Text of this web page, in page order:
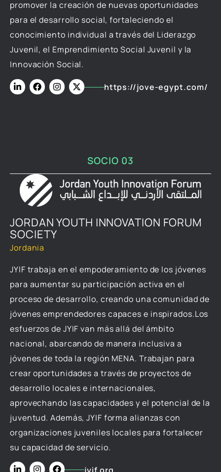
promover la creación de nuevas oportunidades
para el desarrollo social, fortaleciendo el
conocimiento individual a través del Liderazgo
Juvenil, el Emprendimiento Social Juvenil y la
Innovación Social.
https://jove-egypt.com/
SOCIO 03
JORDAN YOUTH INNOVATION FORUM
SOCIETY
Jordania
JYIF trabaja en el empoderamiento de los jóvenes
para aumentar su participación activa en el
proceso de desarrollo, creando una comunidad de
jóvenes emprendedores capaces e inspirados.Los
esfuerzos de JYIF van más allá del ámbito
nacional, abarcando de manera inclusiva a
jóvenes de toda la región MENA. Trabajan para
crear oportunidades a través de proyectos de
desarrollo locales e internacionales,
aprovechando las capacidades y el potencial de la
juventud. Además, JYIF forma alianzas con
organizaciones juveniles locales para fortalecer
su capacidad de servicio.